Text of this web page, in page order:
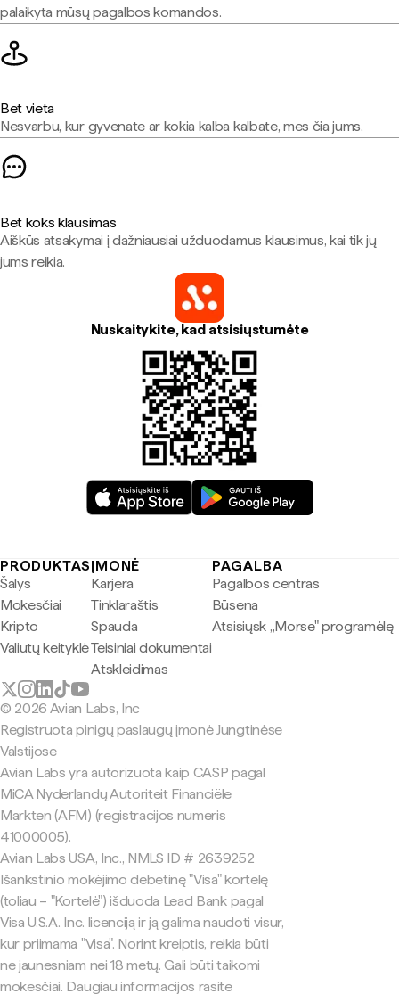
palaikyta mūsų pagalbos komandos.
Bet vieta
Nesvarbu, kur gyvenate ar kokia kalba kalbate, mes čia jums.
Bet koks klausimas
Aiškūs atsakymai į dažniausiai užduodamus klausimus, kai tik jų
jums reikia.
Nuskaitykite, kad atsisiųstumėte
PRODUKTAS
Šalys
Mokesčiai
Kripto
Valiutų keityklė
ĮMONĖ
Karjera
Tinklaraštis
Spauda
Teisiniai dokumentai
Atskleidimas
PAGALBA
Pagalbos centras
Būsena
Atsisiųsk „Morse" programėlę
© 2026 Avian Labs, Inc
Registruota pinigų paslaugų įmonė Jungtinėse
Valstijose
Avian Labs yra autorizuota kaip CASP pagal
MiCA Nyderlandų Autoriteit Financiële
Markten (AFM) (registracijos numeris
41000005).
Avian Labs USA, Inc., NMLS ID # 2639252
Išankstinio mokėjimo debetinę "Visa" kortelę
(toliau – "Kortelė") išduoda Lead Bank pagal
Visa U.S.A. Inc. licenciją ir ją galima naudoti visur,
kur priimama "Visa". Norint kreiptis, reikia būti
ne jaunesniam nei 18 metų. Gali būti taikomi
mokesčiai. Daugiau informacijos rasite